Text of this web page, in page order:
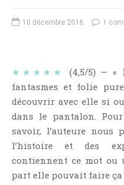
RENDEZ-VOUS LIVRESQUES
CONCOURS
LIENS
CONTACT
CATÉGORIES
10 décembre 2016 1
★★★★★
(4,5/5) — «
fantasmes et folie
découvrir avec elle si
dans le pantalon.
savoir, l’auteure nous
l’histoire et des
contiennent ce mot ou
part elle pouvait faire ça